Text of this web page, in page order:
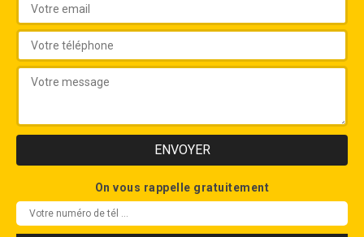
On vous rappelle gratuitement